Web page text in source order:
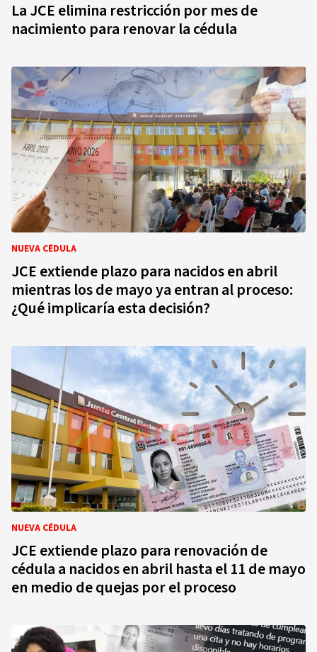
La JCE elimina restricción por mes de
nacimiento para renovar la cédula
NUEVA CÉDULA
JCE extiende plazo para nacidos en abril
mientras los de mayo ya entran al proceso:
¿Qué implicaría esta decisión?
NUEVA CÉDULA
JCE extiende plazo para renovación de
cédula a nacidos en abril hasta el 11 de mayo
en medio de quejas por el proceso